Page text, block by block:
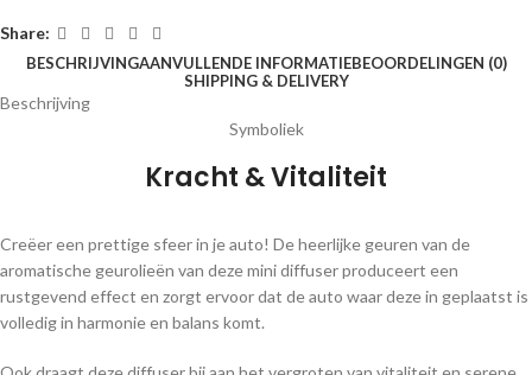
Share:
BESCHRIJVINGAANVULLENDE INFORMATIEBEOORDELINGEN (0)
SHIPPING & DELIVERY
Beschrijving
Symboliek
Kracht & Vitaliteit
Creëer een prettige sfeer in je auto! De heerlijke geuren van de
aromatische geurolieën van deze mini diffuser produceert een
rustgevend effect en zorgt ervoor dat de auto waar deze in geplaatst is
volledig in harmonie en balans komt.